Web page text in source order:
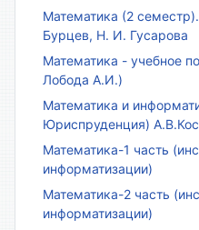
Математика (2
Бурцев, Н. И. Гусарова
Математика - учебное
Лобода А.И.)
Математика и
Юриспруденция)
Математика-1 часть
информатизации)
Математика-2 часть
информатизации)